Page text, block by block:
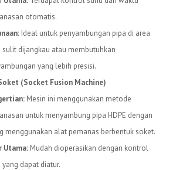
otomatis.
Ideal untuk penyambungan pipa di area
sulit dijangkau atau membutuhkan
yang lebih presisi.
(Socket Fusion Machine)
Mesin ini menggunakan metode
untuk menyambung pipa HDPE dengan
menggunakan alat pemanas berbentuk soket.
Utama: Mudah dioperasikan dengan kontrol
yang dapat diatur.